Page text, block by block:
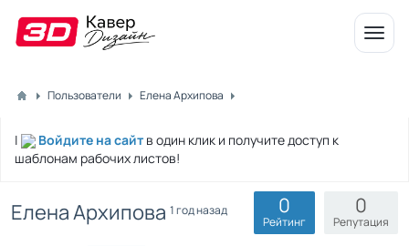
Пользователи Елена Архипова
| Войдите на сайт в один клик и получите доступ к
шаблонам рабочих листов!
Елена Архипова 1 год назад 0
Репутация
0
Рейтинг